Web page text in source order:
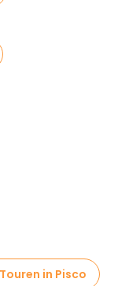
in Lima
Main Square
in Pisco